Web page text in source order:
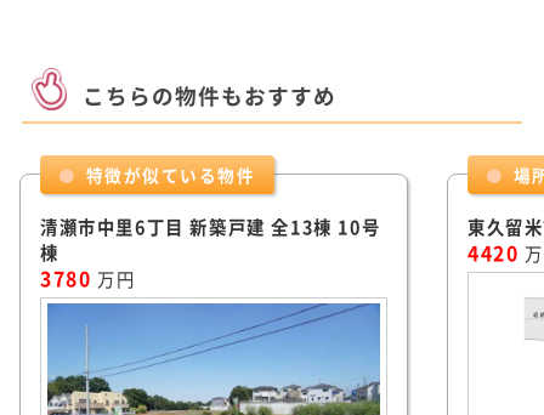
こちらの物件もおすすめ
特徴が似ている物件
清瀬市中里6丁目 新築戸建 全13棟 10号
棟
3780 万円
場
東久留
4420